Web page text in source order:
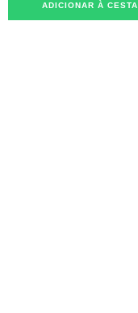
ADICIONAR À CESTA